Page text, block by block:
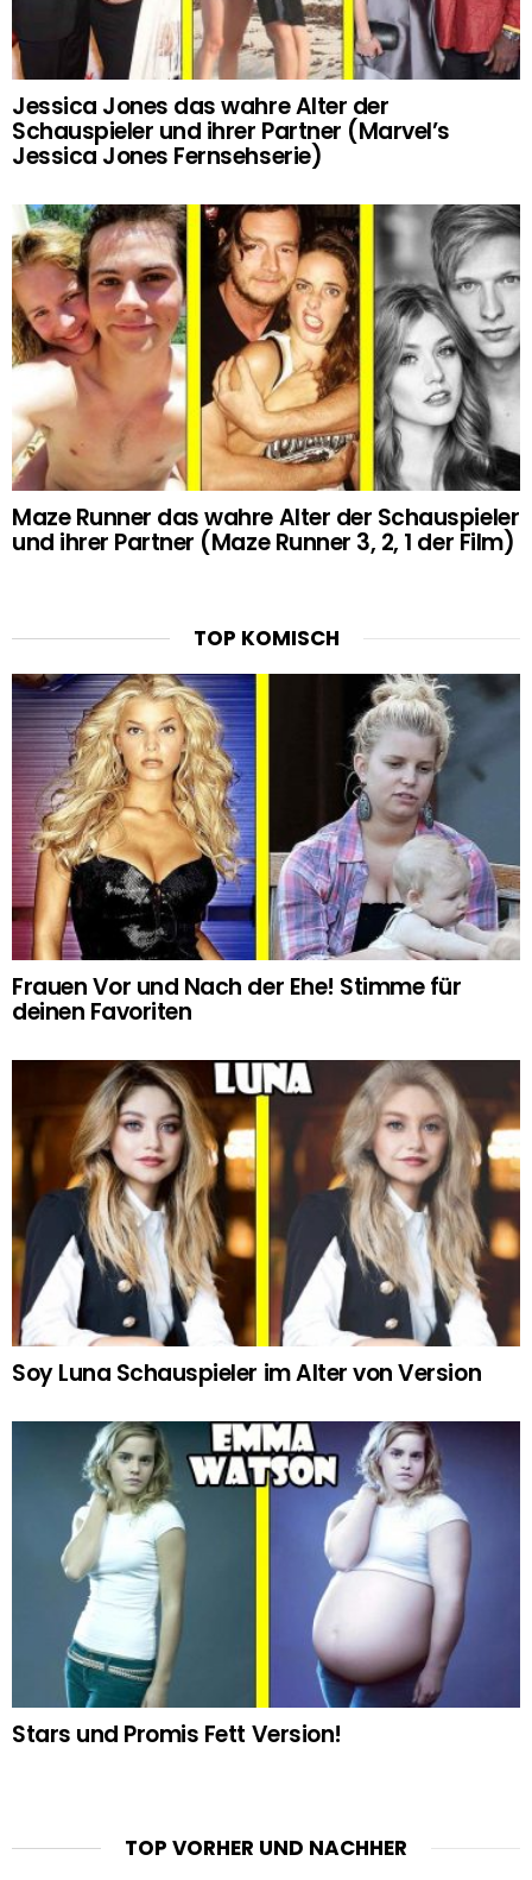
Jessica Jones das wahre Alter der
Schauspieler und ihrer Partner (Marvel’s
Jessica Jones Fernsehserie)
Maze Runner das wahre Alter der Schauspieler
und ihrer Partner (Maze Runner 3, 2, 1 der Film)
TOP KOMISCH
Frauen Vor und Nach der Ehe! Stimme für
deinen Favoriten
Soy Luna Schauspieler im Alter von Version
Stars und Promis Fett Version!
TOP VORHER UND NACHHER